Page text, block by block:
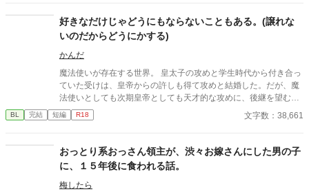
好きなだけじゃどうにもならないこともある。(譲れな
いのだからどうにかする)
かんだ
魔法使いが存在する世界。 皇太子の攻めと学生時代から付き合っ
ていた受けは、皇帝からの許しも得て攻めと結婚した。だが、魔
法使いとしても次期皇帝としても天才的な攻めに、後継を望む周
囲は多い。 好きなだけではどうにもならないと理解している受け
は、攻めに後継を作ることを進言するしかなく…。
BL 完結 短編 R18 文字数：38,661
おっとり系おっさん領主が、渋々お嫁さんにした男の子
に、１５年後に食われる話。
梅したら